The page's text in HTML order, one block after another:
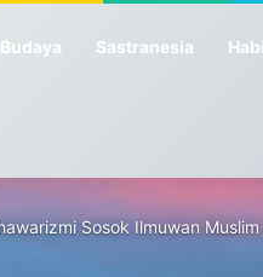
Budaya Sastranesia
Sosok Ilmuwan